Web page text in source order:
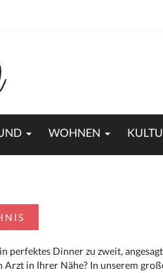
WOHNEN
perfektes Dinner zu zweit,
in Ihrer Nähe? In unserem